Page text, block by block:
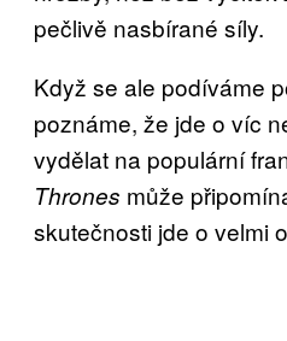
pečlivě nasbírané síly.
Když se ale podíváme
poznáme, že jde o víc
vydělat na populární
Thrones může
skutečnosti jde o velmi